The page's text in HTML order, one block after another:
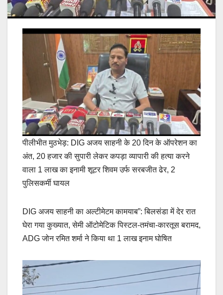
पीलीभीत मुठभेड़: DIG अजय साहनी के 20 दिन के ऑपरेशन का
अंत, 20 हजार की सुपारी लेकर कपड़ा व्यापारी की हत्या करने
वाला 1 लाख का इनामी शूटर शिवम उर्फ सरबजीत ढेर, 2
पुलिसकर्मी घायल
DIG अजय साहनी का अल्टीमेटम कामयाब”: बिलसंडा में देर रात
घेरा गया कुख्यात, सेमी ऑटोमेटिक पिस्टल-तमंचा-कारतूस बरामद,
ADG जोन रमित शर्मा ने किया था 1 लाख इनाम घोषित